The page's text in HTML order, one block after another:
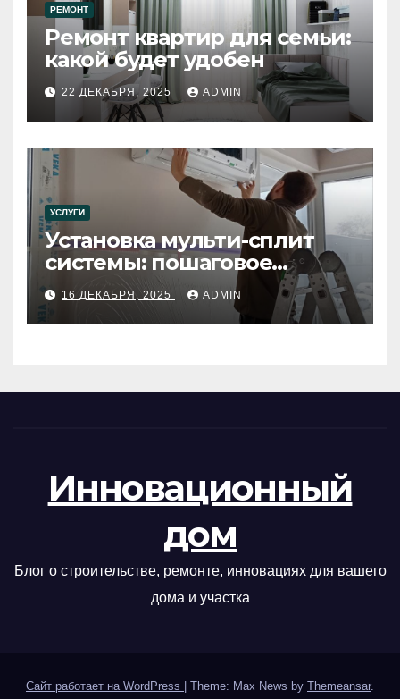
РЕМОНТ
Ремонт квартир для семьи:
какой будет удобен
22 ДЕКАБРЯ, 2025 ADMIN
УСЛУГИ
Установка мульти-сплит
системы: пошаговое
руководство
16 ДЕКАБРЯ, 2025 ADMIN
Инновационный
дом
Блог о строительстве, ремонте, инновациях для вашего
дома и участка
Сайт работает на WordPress Theme: Max News by Themeansar.